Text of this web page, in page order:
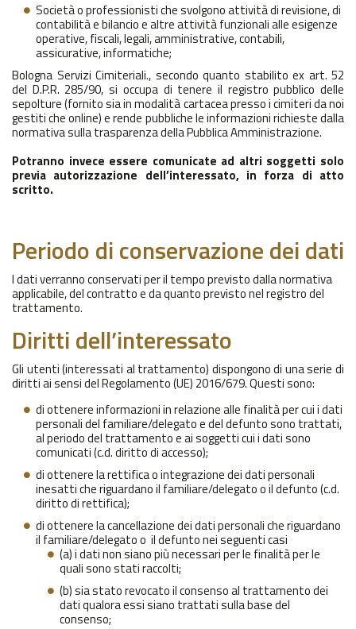
Società o professionisti che svolgono attività di revisione, di
contabilità e bilancio e altre attività funzionali alle esigenze
operative, fiscali, legali, amministrative, contabili,
assicurative, informatiche;
Bologna Servizi Cimiteriali., secondo quanto stabilito ex art. 52
del D.P.R. 285/90, si occupa di tenere il registro pubblico delle
sepolture (fornito sia in modalità cartacea presso i cimiteri da noi
gestiti che online) e rende pubbliche le informazioni richieste dalla
normativa sulla trasparenza della Pubblica Amministrazione.
Potranno invece essere comunicate ad altri soggetti solo
previa autorizzazione dell’interessato, in forza di atto
scritto.
Periodo di conservazione dei dati
I dati verranno conservati per il tempo previsto dalla normativa
applicabile, del contratto e da quanto previsto nel registro del
trattamento.
Diritti dell’interessato
Gli utenti (interessati al trattamento) dispongono di una serie di
diritti ai sensi del Regolamento (UE) 2016/679. Questi sono:
di ottenere informazioni in relazione alle finalità per cui i dati
personali del familiare/delegato e del defunto sono trattati,
al periodo del trattamento e ai soggetti cui i dati sono
comunicati (c.d. diritto di accesso);
di ottenere la rettifica o integrazione dei dati personali
inesatti che riguardano il familiare/delegato o il defunto (c.d.
diritto di rettifica);
di ottenere la cancellazione dei dati personali che riguardano
il familiare/delegato o il defunto nei seguenti casi
(a) i dati non siano più necessari per le finalità per le
quali sono stati raccolti;
(b) sia stato revocato il consenso al trattamento dei
dati qualora essi siano trattati sulla base del
consenso;